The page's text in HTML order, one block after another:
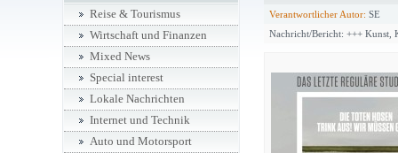
Verantwortlicher Autor: SE
Nachricht/Bericht: +++ Kunst,
Reise & Tourismus
Wirtschaft und Finanzen
Mixed News
Special interest
Lokale Nachrichten
Internet und Technik
Auto und Motorsport